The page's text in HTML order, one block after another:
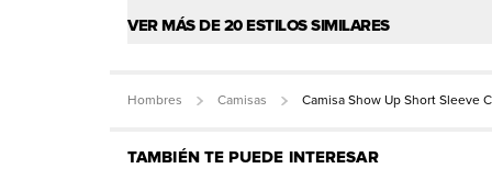
VER MÁS DE 20 ESTILOS SIMILARES
Hombres Camisas Camisa Show Up Short Sleeve
TAMBIÉN TE PUEDE INTERESAR